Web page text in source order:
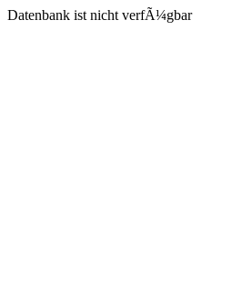
Datenbank ist nicht verfÃ¼gbar